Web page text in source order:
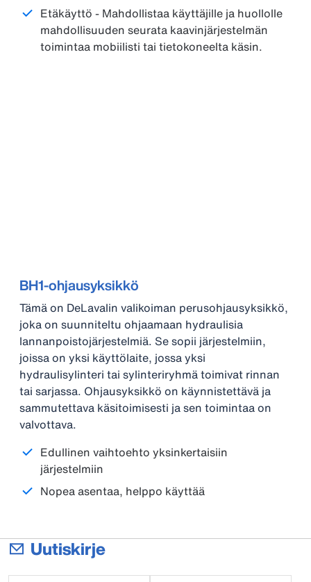
Etäkäyttö - Mahdollistaa käyttäjille ja huollolle
mahdollisuuden seurata kaavinjärjestelmän
toimintaa mobiilisti tai tietokoneelta käsin.
BH1-ohjausyksikkö
Tämä on DeLavalin valikoiman perusohjausyksikkö,
joka on suunniteltu ohjaamaan hydraulisia
lannanpoistojärjestelmiä. Se sopii järjestelmiin,
joissa on yksi käyttölaite, jossa yksi
hydraulisylinteri tai sylinteriryhmä toimivat rinnan
tai sarjassa. Ohjausyksikkö on käynnistettävä ja
sammutettava käsitoimisesti ja sen toimintaa on
valvottava.
Edullinen vaihtoehto yksinkertaisiin
järjestelmiin
Nopea asentaa, helppo käyttää
Uutiskirje